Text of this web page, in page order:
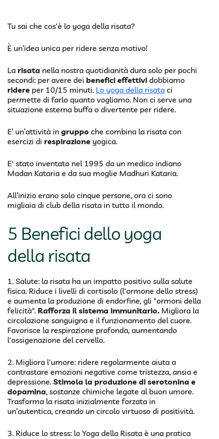
Tu sai che cos'è lo yoga della risata?
È un’idea unica per ridere senza motivo!
La risata nella nostra quotidianità dura solo per pochi
secondi: per avere dei benefici effettivi dobbiamo
ridere per 10/15 minuti. Lo yoga della risata ci
permette di farlo quanto vogliamo. Non ci serve una
situazione esterna buffa o divertente per ridere.
E’ un’attività in gruppo che combina la risata con
esercizi di respirazione yogica.
E' stato inventato nel 1995 da un medico indiano
Madan Kataria e da sua moglie Madhuri Kataria.
All’inizio erano solo cinque persone, ora ci sono
migliaia di club della risata in tutto il mondo.
5 Benefici dello yoga
della risata
1. Salute: la risata ha un impatto positivo sulla salute
fisica. Riduce i livelli di cortisolo (l'ormone dello stress)
e aumenta la produzione di endorfine, gli "ormoni della
felicità". Rafforza il sistema immunitario. Migliora la
circolazione sanguigna e il funzionamento del cuore.
Favorisce la respirazione profonda, aumentando
l'ossigenazione del cervello.
2. Migliora l'umore: ridere regolarmente aiuta a
contrastare emozioni negative come tristezza, ansia e
depressione. Stimola la produzione di serotonina e
dopamina, sostanze chimiche legate al buon umore.
Trasforma la risata inizialmente forzata in
un’autentica, creando un circolo virtuoso di positività.
3. Riduce lo stress: lo Yoga della Risata è una pratica